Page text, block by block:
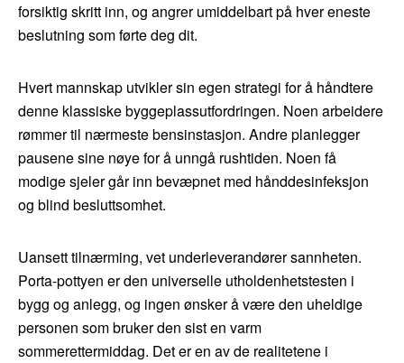
forsiktig skritt inn, og angrer umiddelbart på hver eneste
beslutning som førte deg dit.
Hvert mannskap utvikler sin egen strategi for å håndtere
denne klassiske byggeplassutfordringen. Noen arbeidere
rømmer til nærmeste bensinstasjon. Andre planlegger
pausene sine nøye for å unngå rushtiden. Noen få
modige sjeler går inn bevæpnet med hånddesinfeksjon
og blind besluttsomhet.
Uansett tilnærming, vet underleverandører sannheten.
Porta-pottyen er den universelle utholdenhetstesten i
bygg og anlegg, og ingen ønsker å være den uheldige
personen som bruker den sist en varm
sommerettermiddag. Det er en av de realitetene i